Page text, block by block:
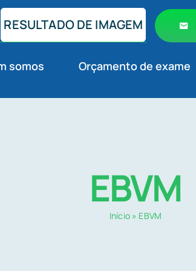
RESULTADO DE IMAGEM
somos Orçamento de exame
EBVM
Início» EBVM